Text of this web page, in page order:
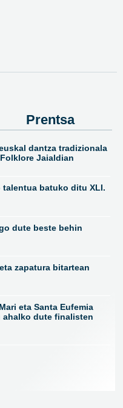
Prentsa
dantza tradizionala
Jaialdian
talentua batuko ditu XLI.
dute beste behin
zapatura bitartean
eta Santa Eufemia
ahalko dute finalisten